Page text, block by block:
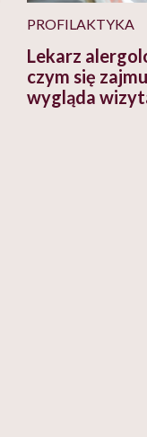
PROFILAKTYKA
Lekarz
czym się
wygląda